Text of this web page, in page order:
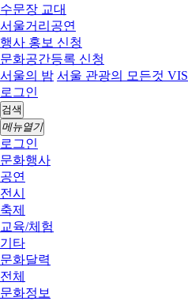
수문장 교대
서울거리공연
행사 홍보 신청
문화공간등록 신청
서울의 밤 서울 관광의 모든것
로그인
검색
메뉴열기
로그인
문화행사
공연
전시
축제
교육/체험
기타
문화달력
전체
문화정보